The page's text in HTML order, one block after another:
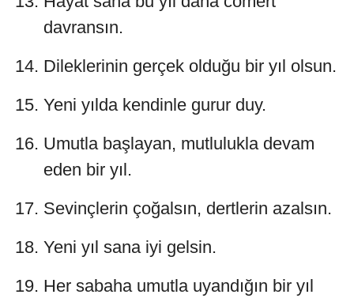
davransın.
Dileklerinin gerçek olduğu bir yıl olsun.
Yeni yılda kendinle gurur duy.
Umutla başlayan, mutlulukla devam
eden bir yıl.
Sevinçlerin çoğalsın, dertlerin azalsın.
Yeni yıl sana iyi gelsin.
Her sabaha umutla uyandığın bir yıl